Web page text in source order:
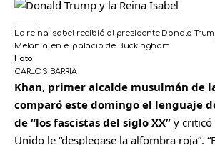
La reina Isabel recibió al presidente Donald
Melania, en el palacio de Buckingham.
Foto:
CARLOS BARRIA
Khan, primer alcalde musulmán de
comparó este domingo el lenguaje
de “los fascistas del siglo XX” y criticó
Unido le “desplegase la alfombra roja”.